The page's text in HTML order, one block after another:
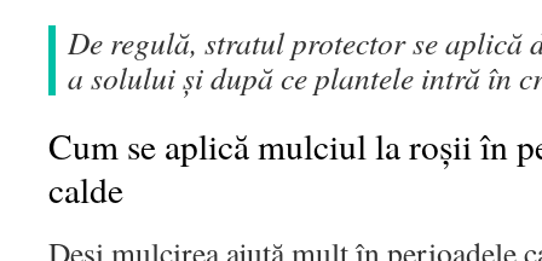
De regulă, stratul protector se aplică
a solului și după ce plantele intră în
Cum se aplică mulciul la roșii în
calde
Deși mulcirea ajută mult în perioadele